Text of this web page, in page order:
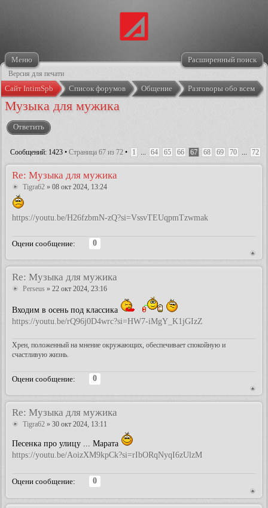
Меню Расширенный поиск
Версия для печати
Сайт IntimSpb Список форумов Общение Разговоры обо всем
Музыка для мужика
Ответить
Сообщений: 1423 • Страница 67 из 72 • 1 ... 64 65 66 67 68 69 70 ... 72
Re: Музыка для мужика
Tigra62 » 08 окт 2024, 13:24
https://youtu.be/H26fzbmN-zQ?si=VssvTEUqpmTzwmak
Оцени сообщение:
0
Re: Музыка для мужика
Perseus » 22 окт 2024, 23:16
Входим в осень под классика
https://youtu.be/rQ96j0D4wrc?si=HW7-iMgY_K1jGIzZ
Хрен, положенный на мнение окружающих, обеспечивает спокойную и
счастливую жизнь.
Оцени сообщение:
0
Re: Музыка для мужика
Tigra62 » 30 окт 2024, 13:11
Песенка про улицу ... Марата
https://youtu.be/AoizXM9kpCk?si=rIbORqNyqI6zUlzM
Оцени сообщение:
0